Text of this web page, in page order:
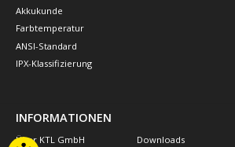
Akkukunde
Farbtemperatur
ANSI-Standard
IPX-Klassifizierung
INFORMATIONEN
Über KTL GmbH
Downloads